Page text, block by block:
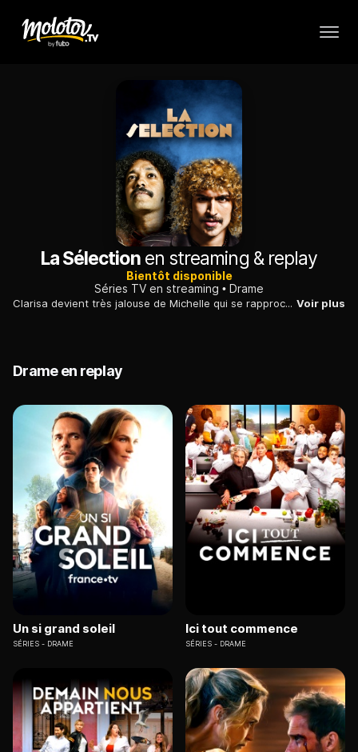
La Sélectionen streaming & replay
Bientôt disponible
Séries TV en streaming
Drame
Clarisa devient très jalouse de Michelle qui se rapproche de son mari Carlos. Ce dernier est appelé à jouer en équipe nationale contre l'Angleterre. Voir plus
Drame en replay
Un si grand soleil
SÉRIES DRAME
Ici tout commence
SÉRIES DRAME